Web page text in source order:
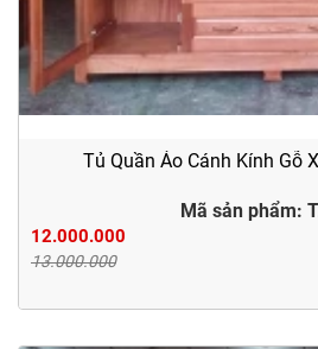
Tủ Quần Áo Cánh Kính Gỗ
Mã sản phẩm:
12.000.000
13.000.000